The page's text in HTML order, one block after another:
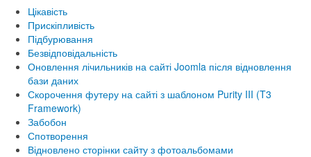
Цікавість
Прискіпливість
Підбурювання
Безвідповідальність
Оновлення лічильників на сайті Joomla після відновлення
бази даних
Скорочення футеру на сайті з шаблоном Purity III (T3
Framework)
Забобон
Спотворення
Відновлено сторінки сайту з фотоальбомами